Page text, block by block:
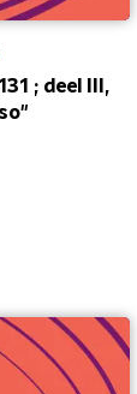
; deel III,